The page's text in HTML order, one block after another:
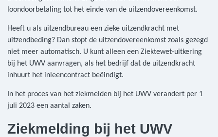
loondoorbetaling tot het einde van de uitzendovereenkomst.
Heeft u als uitzendbureau een zieke uitzendkracht met
uitzendbeding? Dan stopt de uitzendovereenkomst zoals gezegd
niet meer automatisch. U kunt alleen een Ziektewet-uitkering
bij het UWV aanvragen, als het bedrijf dat de uitzendkracht
inhuurt het inleencontract beëindigt.
In het proces van het ziekmelden bij het UWV verandert per 1
juli 2023 een aantal zaken.
Ziekmelding bij het UWV